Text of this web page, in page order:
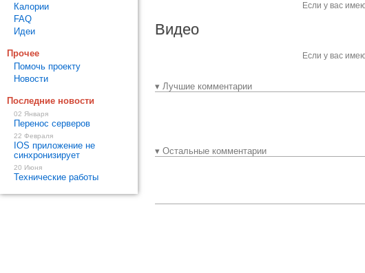
Если у вас
Видео
Если у вас
▾ Лучшие комментарии
▾ Остальные комментарии
Калории
FAQ
Идеи
Прочее
Помочь проекту
Новости
Последние новости
02 Января
Перенос серверов
22 Февраля
IOS приложение не
синхронизирует
20 Июня
Технические работы